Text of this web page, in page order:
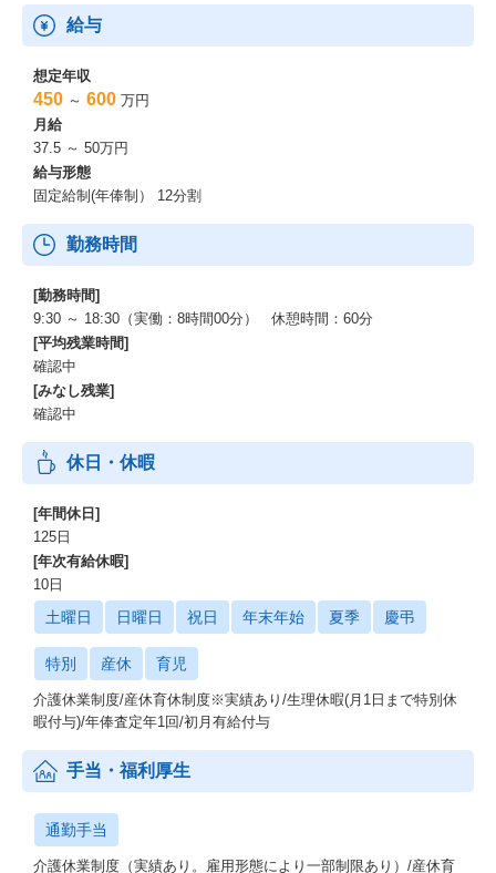
給与
想定年収
450 ～ 600 万円
月給
37.5 ～ 50万円
給与形態
固定給制(年俸制） 12分割
勤務時間
[勤務時間]
9:30 ～ 18:30（実働：8時間00分） 休憩時間：60分
[平均残業時間]
確認中
[みなし残業]
確認中
休日・休暇
[年間休日]
125日
[年次有給休暇]
10日
土曜日 日曜日 祝日 年末年始 夏季 慶弔
特別 産休 育児
介護休業制度/産休育休制度※実績あり/生理休暇(月1日まで特別休
暇付与)/年俸査定年1回/初月有給付与
手当・福利厚生
通勤手当
介護休業制度（実績あり。雇用形態により一部制限あり）/産休育